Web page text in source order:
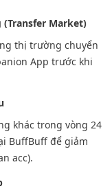
Market)
thị trường chuyển
App trước khi
khác trong vòng 24
BuffBuff để giảm
acc).